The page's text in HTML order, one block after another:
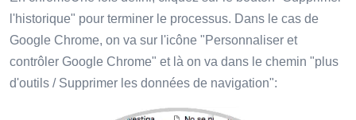
l'historique" pour terminer le processus. Dans le cas de
Google Chrome, on va sur l'icône "Personnaliser et
contrôler Google Chrome" et là on va dans le chemin "plus
d'outils / Supprimer les données de navigation":